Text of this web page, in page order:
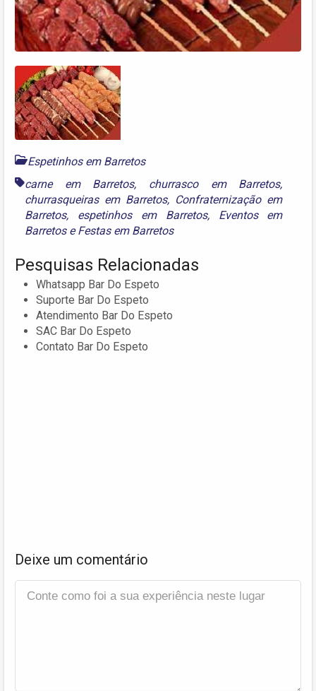
Espetinhos em Barretos
carne em Barretos, churrasco em Barretos,
churrasqueiras em Barretos, Confraternização em
Barretos, espetinhos em Barretos, Eventos em
BarretoseFestas em Barretos
Pesquisas Relacionadas
Whatsapp Bar Do Espeto
Suporte Bar Do Espeto
Atendimento Bar Do Espeto
SAC Bar Do Espeto
Contato Bar Do Espeto
Deixe um comentário